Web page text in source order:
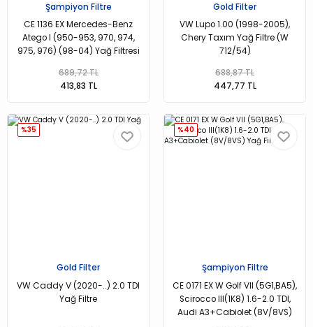
Şampiyon Filtre
CE 1136 EX Mercedes-Benz
Atego I (950-953, 970, 974,
975, 976) (98-04) Yağ Filtresi
689,72 TL
413,83 TL
Gold Filter
VW Lupo 1.00 (1998-2005),
Chery Taxım Yağ Filtre (W
712/54)
688,87 TL
447,77 TL
%35
Gold Filter
VW Caddy V (2020-..) 2.0 TDI
Yağ Filtre
%40
Şampiyon Filtre
CE 0171 EX W Golf VII (5G1,BA5),
Scirocco III(1K8) 1.6-2.0 TDI,
Audi A3+Cabiolet (8V/8VS)